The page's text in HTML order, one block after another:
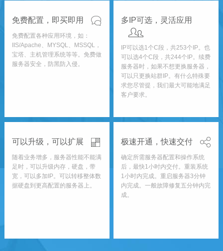
免费配置，即买即用
免费配置各种应用环境，如：
IIS/Apache、MYSQL、MSSQL，
宝塔、主机管理系统等等。免费做
服务器安全，防黑防入侵。
可以升级，可以扩展
随着业务增多，服务器性能不能满
足时，可以升级内存，硬盘，带
宽，可以多加IP。可以转移整体数
据硬盘到更高配置的服务器上。
多IP可选，灵活应用
IP可以选1个C段，共253个IP。也
可以选4个C段，共244个IP。续费
服务器时，如果不想更换服务器，
可以只更换站群IP。有什么特殊要
求您尽管提，我们最大可能地满足
客户要求。
极速开通，快速交付
确定所需服务器配置和操作系统
后，最快1小时内交付。重装系统
1小时内完成。重启服务器3分钟
内完成。一般故障修复五分钟内完
成。